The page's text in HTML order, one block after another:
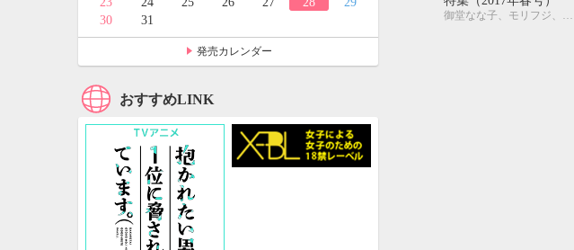
御堂なな子、モリフジ、夢乃咲実、佐々木久美子、飯田実樹、宇喜田紅、周防佑未、水壬楓子、しおべり由生、松梶もとや、加東セツコ、桑原水菜、葛西リカコ、あじみね朔生、永井三郎、林 マキ、ひたき、aso、二駒レイム、福嶋ユッカ、水瀬結月
30
31
発売カレンダー
おすすめLINK